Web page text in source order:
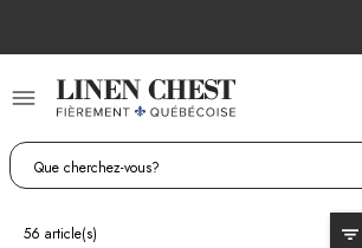
contenu
56 article(s)